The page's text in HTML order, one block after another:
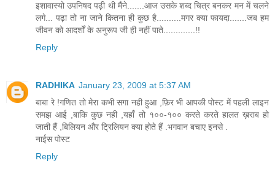
इशावास्यो उपनिषद पढ़ी थी मैंने.......आज उसके शब्द चित्र बनकर मन में चलने
लगे... पढ़ा तो ना जाने कितना ही कुछ है..........मगर क्या फायदा.......जब हम
जीवन को आदर्शों के अनुरूप जी ही नहीं पाते.............!!
Reply
RADHIKA January 23, 2009 at 5:37 AM
बाबा रे !गणित तो मेरा कभी सगा नही हुआ ,फ़िर भी आपकी पोस्ट में पहली लाइन
समझ आई ,बाकि कुछ नही ,यहाँ तो १००-१०० करते करते हालत ख़राब हो
जाती हैं ,बिलियन और ट्रिलियन क्या होते हैं .भगवान बचाए इनसे .
नाईस पोस्ट
Reply